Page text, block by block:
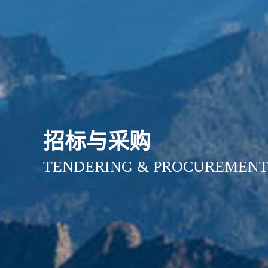
招标与采购
TENDERING & PROCUREMENT